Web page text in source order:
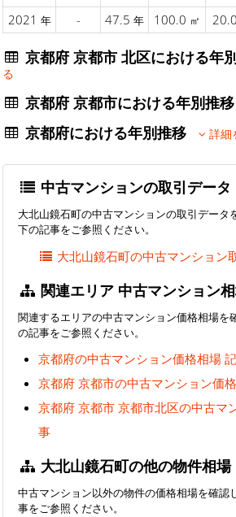
2021 年 - 47.5 年 100.0 ㎡ 20.0
京都府 京都市 北区における
る
京都府 京都市における年別推
京都府における年別推移 詳細
中古マンションの取引データ
大北山鏡石町の中古マンションの取引データ
下の記事をご参照ください。
大北山鏡石町の中古マンション
関連エリア 中古マンション
関連するエリアの中古マンション価格相場を
の記事をご参照ください。
京都府の中古マンション価格相場
京都府 京都市の中古マンション価
京都府 京都市 京都市北区の中古マ
事
大北山鏡石町の他の物件相場
中古マンション以外の物件の価格相場を確認
事をご参照ください。